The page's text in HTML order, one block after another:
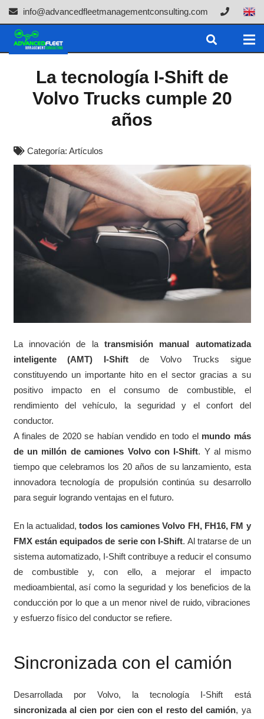
info@advancedfleetmanagementconsulting.com
La tecnología I-Shift de
Volvo Trucks cumple 20
años
Categoría: Artículos
La innovación de la transmisión manual automatizada
inteligente (AMT) I-Shift de Volvo Trucks sigue
constituyendo un importante hito en el sector gracias a su
positivo impacto en el consumo de combustible, el
rendimiento del vehículo, la seguridad y el confort del
conductor.
A finales de 2020 se habían vendido en todo el mundo más
de un millón de camiones Volvo con I-Shift. Y al mismo
tiempo que celebramos los 20 años de su lanzamiento, esta
innovadora tecnología de propulsión continúa su desarrollo
para seguir logrando ventajas en el futuro.
En la actualidad,todos los camiones Volvo FH, FH16, FM y
FMX están equipados de serie con I-Shift. Al tratarse de un
sistema automatizado, I-Shift contribuye a reducir el consumo
de combustible y, con ello, a mejorar el impacto
medioambiental, así como la seguridad y los beneficios de la
conducción por lo que a un menor nivel de ruido, vibraciones
y esfuerzo físico del conductor se refiere.
Sincronizada con el camión
Desarrollada por Volvo, la tecnología I-Shift está
sincronizada al cien por cien con el resto del camión, ya